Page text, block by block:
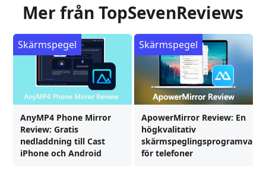
Mer från TopSevenReviews
AnyMP4 Phone Mirror
Review: Gratis
nedladdning till Cast
iPhone och Android
Skärmspegel
ApowerMirror Review: En
högkvalitativ
skärmspeglingsprogramvara
för telefoner
Skärmspegel